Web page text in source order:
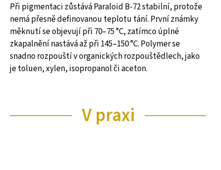
Při pigmentaci zůstává Paraloid B-72 stabilní, protože
nemá přesně definovanou teplotu tání. První známky
měknutí se objevují při 70–75 °C, zatímco úplné
zkapalnění nastává až při 145–150 °C. Polymer se
snadno rozpouští v organických rozpouštědlech, jako
je toluen, xylen, isopropanol či aceton.
V praxi